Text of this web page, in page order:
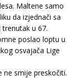
Maltene samo
da izjednači sa
u 67.
poslao loptu u
osvajača Lige
ne smije preskočiti.